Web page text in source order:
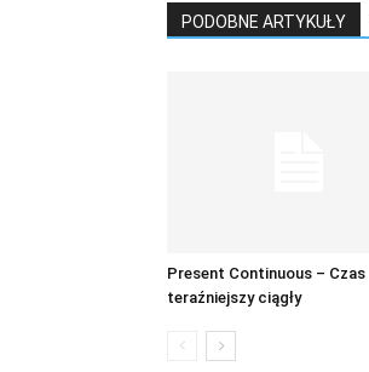
PODOBNE ARTYKUŁY
Present Continuous – Czas
teraźniejszy ciągły